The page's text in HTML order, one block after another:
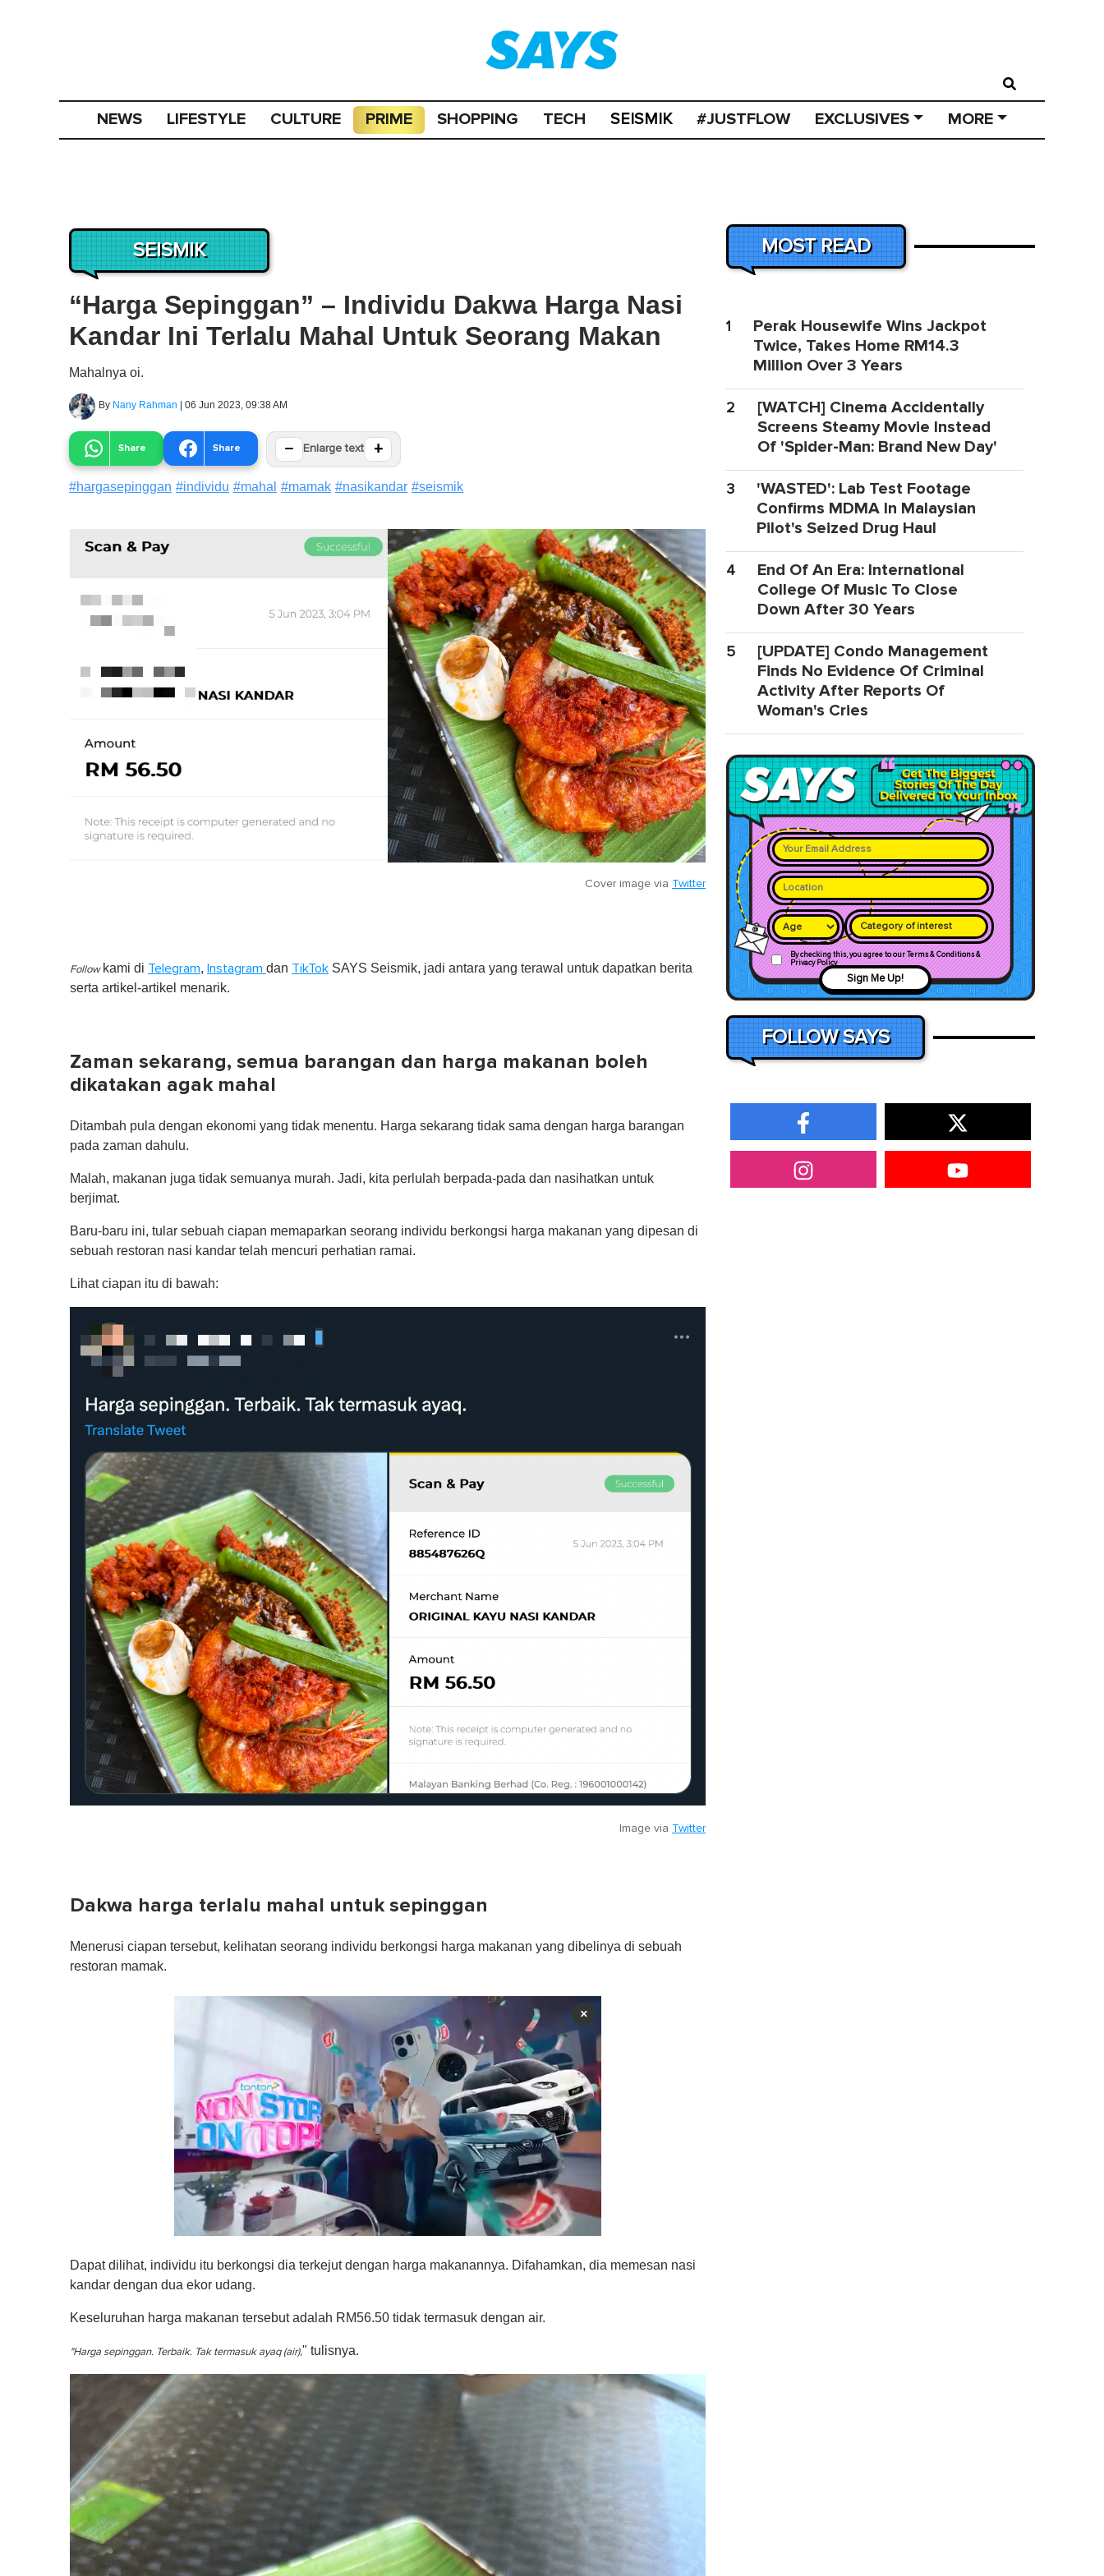
NEWS LIFESTYLE CULTURE PRIME SHOPPING TECH SEISMIK #JUSTFLOW EXCLUSIVES MORE
SEISMIK
“Harga Sepinggan” – Individu Dakwa Harga Nasi
Kandar Ini Terlalu Mahal Untuk Seorang Makan
Mahalnya oi.
By Nany Rahman | 06 Jun 2023, 09:38 AM
Share Share − Enlarge text +
#hargasepinggan #individu #mahal #mamak #nasikandar #seismik
Cover image via Twitter
Follow kami di Telegram, Instagram dan TikTok SAYS Seismik, jadi antara yang terawal untuk dapatkan berita
serta artikel-artikel menarik.
Zaman sekarang, semua barangan dan harga makanan boleh
dikatakan agak mahal
Ditambah pula dengan ekonomi yang tidak menentu. Harga sekarang tidak sama dengan harga barangan
pada zaman dahulu.
Malah, makanan juga tidak semuanya murah. Jadi, kita perlulah berpada-pada dan nasihatkan untuk
berjimat.
Baru-baru ini, tular sebuah ciapan memaparkan seorang individu berkongsi harga makanan yang dipesan di
sebuah restoran nasi kandar telah mencuri perhatian ramai.
Lihat ciapan itu di bawah:
Image via Twitter
Dakwa harga terlalu mahal untuk sepinggan
Menerusi ciapan tersebut, kelihatan seorang individu berkongsi harga makanan yang dibelinya di sebuah
restoran mamak.
×
e
c
d
o
1
i
u
e
0
V
u
m
0
Dapat dilihat, individu itu berkongsi dia terkejut dengan harga makanannya. Difahamkan, dia memesan nasi
kandar dengan dua ekor udang.
Keseluruhan harga makanan tersebut adalah RM56.50 tidak termasuk dengan air.
"Harga sepinggan. Terbaik. Tak termasuk ayaq (air)," tulisnya.
MOST READ
1
Perak Housewife Wins Jackpot
Twice, Takes Home RM14.3
Million Over 3 Years
2
[WATCH] Cinema Accidentally
Screens Steamy Movie Instead
Of 'Spider-Man: Brand New Day'
3
'WASTED': Lab Test Footage
Confirms MDMA In Malaysian
Pilot's Seized Drug Haul
4
End Of An Era: International
College Of Music To Close
Down After 30 Years
5
[UPDATE] Condo Management
Finds No Evidence Of Criminal
Activity After Reports Of
Woman's Cries
Category of interest
By checking this, you agree to our Terms & Conditions &
Privacy Policy
Sign Me Up!
FOLLOW SAYS